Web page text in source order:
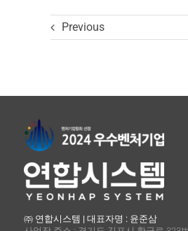
Previous
㈜ 연합시스템 | 대표자명 : 윤준삼